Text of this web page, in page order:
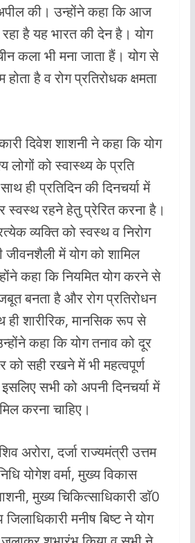
की। उन्होंने कहा कि आज
रहा है यह भारत की देन है। योग
कला भी मना जाता हैं। योग से
है व रोग प्रतिरोधक क्षमता
दिवेश शाशनी ने कहा कि योग
लोगों को स्वास्थ्य के प्रति
ही प्रतिदिन की दिनचर्या में
स्वस्थ रहने हेतु प्रेरित करना है।
व्यक्ति को स्वस्थ व निरोग
में योग को शामिल
कहा कि नियमित योग करने से
बनता है और रोग प्रतिरोधन
ही शारीरिक, मानसिक रूप से
कहा कि योग तनाव को दूर
सही रखने में भी महत्वपूर्ण
सभी को अपनी दिनचर्या में
करना चाहिए।
अरोरा, दर्जा राज्यमंत्री उत्तम
योगेश वर्मा, मुख्य विकास
मुख्य चिकित्साधिकारी डाॅ0
मनीष बिष्ट ने योग